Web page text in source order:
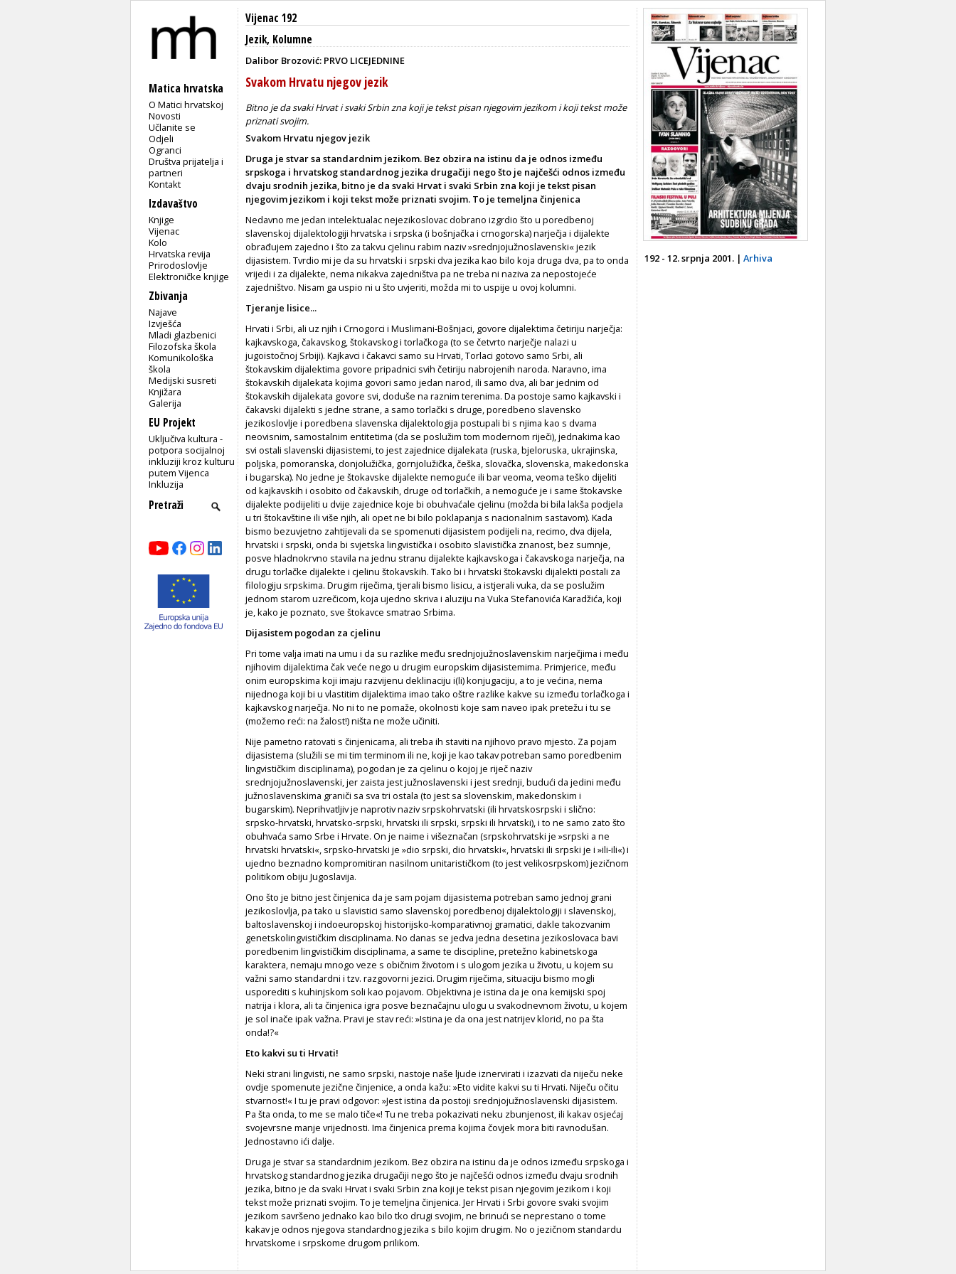
Matica hrvatska
O Matici hrvatskoj
Novosti
Učlanite se
Odjeli
Ogranci
Društva prijatelja i
partneri
Kontakt
Izdavaštvo
Knjige
Vijenac
Kolo
Hrvatska revija
Prirodoslovlje
Elektroničke knjige
Zbivanja
Najave
Izvješća
Mladi glazbenici
Filozofska škola
Komunikološka
škola
Medijski susreti
Knjižara
Galerija
EU Projekt
Uključiva kultura -
potpora socijalnoj
inkluziji kroz kulturu
putem Vijenca
Inkluzija
Vijenac 192
Jezik, Kolumne
Dalibor Brozović: PRVO LICEJEDNINE
Svakom Hrvatu njegov jezik
Bitno je da svaki Hrvat i svaki Srbin zna koji je tekst pisan njegovim jezikom i koji tekst može
priznati svojim.
Svakom Hrvatu njegov jezik
Druga je stvar sa standardnim jezikom. Bez obzira na istinu da je odnos između
srpskoga i hrvatskog standardnog jezika drugačiji nego što je najčešći odnos između
dvaju srodnih jezika, bitno je da svaki Hrvat i svaki Srbin zna koji je tekst pisan
njegovim jezikom i koji tekst može priznati svojim. To je temeljna činjenica
Nedavno me jedan intelektualac nejezikoslovac dobrano izgrdio što u poredbenoj
slavenskoj dijalektologiji hrvatska i srpska (i bošnjačka i crnogorska) narječja i dijalekte
obrađujem zajedno i što za takvu cjelinu rabim naziv »srednjojužnoslavenski« jezik
dijasistem. Tvrdio mi je da su hrvatski i srpski dva jezika kao bilo koja druga dva, pa to onda
vrijedi i za dijalekte, nema nikakva zajedništva pa ne treba ni naziva za nepostojeće
zajedništvo. Nisam ga uspio ni u što uvjeriti, možda mi to uspije u ovoj kolumni.
Tjeranje lisice...
Hrvati i Srbi, ali uz njih i Crnogorci i Muslimani-Bošnjaci, govore dijalektima četiriju narječja:
kajkavskoga, čakavskog, štokavskog i torlačkoga (to se četvrto narječje nalazi u
jugoistočnoj Srbiji). Kajkavci i čakavci samo su Hrvati, Torlaci gotovo samo Srbi, ali
štokavskim dijalektima govore pripadnici svih četiriju nabrojenih naroda. Naravno, ima
štokavskih dijalekata kojima govori samo jedan narod, ili samo dva, ali bar jednim od
štokavskih dijalekata govore svi, doduše na raznim terenima. Da postoje samo kajkavski i
čakavski dijalekti s jedne strane, a samo torlački s druge, poredbeno slavensko
jezikoslovlje i poredbena slavenska dijalektologija postupali bi s njima kao s dvama
neovisnim, samostalnim entitetima (da se poslužim tom modernom riječi), jednakima kao
svi ostali slavenski dijasistemi, to jest zajednice dijalekata (ruska, bjeloruska, ukrajinska,
poljska, pomoranska, donjolužička, gornjolužička, češka, slovačka, slovenska, makedonska
i bugarska). No jedne je štokavske dijalekte nemoguće ili bar veoma, veoma teško dijeliti
od kajkavskih i osobito od čakavskih, druge od torlačkih, a nemoguće je i same štokavske
dijalekte podijeliti u dvije zajednice koje bi obuhvaćale cjelinu (možda bi bila lakša podjela
u tri štokavštine ili više njih, ali opet ne bi bilo poklapanja s nacionalnim sastavom). Kada
bismo bezuvjetno zahtijevali da se spomenuti dijasistem podijeli na, recimo, dva dijela,
hrvatski i srpski, onda bi svjetska lingvistička i osobito slavistička znanost, bez sumnje,
posve hladnokrvno stavila na jednu stranu dijalekte kajkavskoga i čakavskoga narječja, na
drugu torlačke dijalekte i cjelinu štokavskih. Tako bi i hrvatski štokavski dijalekti postali za
filologiju srpskima. Drugim riječima, tjerali bismo lisicu, a istjerali vuka, da se poslužim
jednom starom uzrečicom, koja ujedno skriva i aluziju na Vuka Stefanovića Karadžića, koji
je, kako je poznato, sve štokavce smatrao Srbima.
Dijasistem pogodan za cjelinu
Pri tome valja imati na umu i da su razlike među srednjojužnoslavenskim narječjima i među
njihovim dijalektima čak veće nego u drugim europskim dijasistemima. Primjerice, među
onim europskima koji imaju razvijenu deklinaciju i(li) konjugaciju, a to je većina, nema
nijednoga koji bi u vlastitim dijalektima imao tako oštre razlike kakve su između torlačkoga i
kajkavskog narječja. No ni to ne pomaže, okolnosti koje sam naveo ipak pretežu i tu se
(možemo reći: na žalost!) ništa ne može učiniti.
Nije pametno ratovati s činjenicama, ali treba ih staviti na njihovo pravo mjesto. Za pojam
dijasistema (služili se mi tim terminom ili ne, koji je kao takav potreban samo poredbenim
lingvističkim disciplinama), pogodan je za cjelinu o kojoj je riječ naziv
srednjojužnoslavenski, jer zaista jest južnoslavenski i jest srednji, budući da jedini među
južnoslavenskima graniči sa sva tri ostala (to jest sa slovenskim, makedonskim i
bugarskim). Neprihvatljiv je naprotiv naziv srpskohrvatski (ili hrvatskosrpski i slično:
srpsko-hrvatski, hrvatsko-srpski, hrvatski ili srpski, srpski ili hrvatski), i to ne samo zato što
obuhvaća samo Srbe i Hrvate. On je naime i višeznačan (srpskohrvatski je »srpski a ne
hrvatski hrvatski«, srpsko-hrvatski je »dio srpski, dio hrvatski«, hrvatski ili srpski je i »ili-ili«) i
ujedno beznadno kompromitiran nasilnom unitarističkom (to jest velikosrpskom) jezičnom
politikom obiju Jugoslavija.
Ono što je bitno jest činjenica da je sam pojam dijasistema potreban samo jednoj grani
jezikoslovlja, pa tako u slavistici samo slavenskoj poredbenoj dijalektologiji i slavenskoj,
baltoslavenskoj i indoeuropskoj historijsko-komparativnoj gramatici, dakle takozvanim
genetskolingvističkim disciplinama. No danas se jedva jedna desetina jezikoslovaca bavi
poredbenim lingvističkim disciplinama, a same te discipline, pretežno kabinetskoga
karaktera, nemaju mnogo veze s običnim životom i s ulogom jezika u životu, u kojem su
važni samo standardni i tzv. razgovorni jezici. Drugim riječima, situaciju bismo mogli
usporediti s kuhinjskom soli kao pojavom. Objektivna je istina da je ona kemijski spoj
natrija i klora, ali ta činjenica igra posve beznačajnu ulogu u svakodnevnom životu, u kojem
je sol inače ipak važna. Pravi je stav reći: »Istina je da ona jest natrijev klorid, no pa šta
onda!?«
Eto kakvi su ti Hrvati!
Neki strani lingvisti, ne samo srpski, nastoje naše ljude iznervirati i izazvati da niječu neke
ovdje spomenute jezične činjenice, a onda kažu: »Eto vidite kakvi su ti Hrvati. Niječu očitu
stvarnost!« I tu je pravi odgovor: »Jest istina da postoji srednjojužnoslavenski dijasistem.
Pa šta onda, to me se malo tiče«! Tu ne treba pokazivati neku zbunjenost, ili kakav osjećaj
svojevrsne manje vrijednosti. Ima činjenica prema kojima čovjek mora biti ravnodušan.
Jednostavno ići dalje.
Druga je stvar sa standardnim jezikom. Bez obzira na istinu da je odnos između srpskoga i
hrvatskog standardnog jezika drugačiji nego što je najčešći odnos između dvaju srodnih
jezika, bitno je da svaki Hrvat i svaki Srbin zna koji je tekst pisan njegovim jezikom i koji
tekst može priznati svojim. To je temeljna činjenica. Jer Hrvati i Srbi govore svaki svojim
jezikom savršeno jednako kao bilo tko drugi svojim, ne brinući se neprestano o tome
kakav je odnos njegova standardnog jezika s bilo kojim drugim. No o jezičnom standardu
hrvatskome i srpskome drugom prilikom.
192 - 12. srpnja 2001. | Arhiva